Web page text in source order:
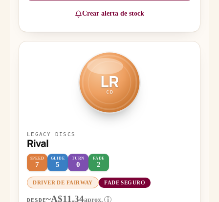
Crear alerta de stock
LR
CD
LEGACY DISCS
Rival
SPEED
7
GLIDE
5
TURN
0
FADE
2
DRIVER DE FAIRWAY FADE SEGURO
DESDE~A$11.34aprox. i